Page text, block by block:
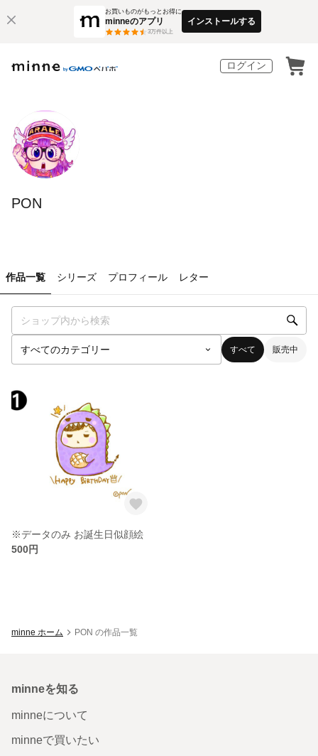
お買いものがもっとお得に
minneのアプリ
3万件以上
インストールする
ログイン
PON
作品一覧 シリーズ プロフィール レター
すべて 販売中
※データのみ お誕生日似顔絵
500円
minne ホーム PON の作品一覧
minneを知る
minneについて
minneで買いたい